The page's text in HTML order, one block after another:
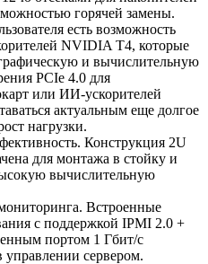
горячей замены.
есть возможность
NVIDIA T4, которые
и вычислительную
PCIe 4.0 для
или ИИ-ускорителей
актуальным еще долгое
нагрузки.
Конструкция 2U
для монтажа в стойку и
вычислительную
Встроенные
с поддержкой IPMI 2.0 +
портом 1 Гбит/с
управлении сервером.